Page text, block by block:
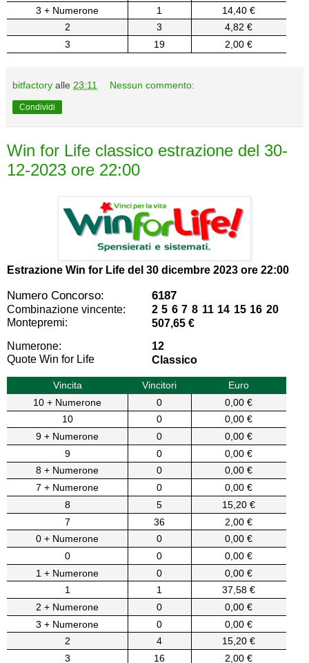
3 + Numerone
1
14,40 €
2
3
4,82 €
3
19 2,00 €
bitfactory alle 23:11 Nessun commento:
Condividi
Win for Life classico estrazione del 30-
12-2023 ore 22:00
Estrazione Win for Life del 30 dicembre 2023 ore 22:00
Numero Concorso: 6187
Combinazione vincente:
2 5 6 7 8 11 14 15 16 20
Montepremi:
507,65 €
Numerone:
12
Quote Win for Life
Classico
Vincita Vincitori
Euro
10 + Numerone
0
0,00 €
10
0
0,00 €
9 + Numerone
0
0,00 €
9
0
0,00 €
8 + Numerone
0
0,00 €
7 + Numerone
0
0,00 €
8
5
15,20 €
7
36
2,00 €
0 + Numerone
0
0,00 €
0
0
0,00 €
1 + Numerone
0
0,00 €
1
1
37,58 €
2 + Numerone
0
0,00 €
3 + Numerone
0
0,00 €
2
4
15,20 €
3
16 2,00 €